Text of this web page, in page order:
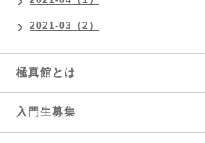
2021-03（2）
極真館とは
入門生募集